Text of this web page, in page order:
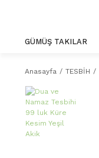
GÜMÜŞ TAKILAR
Anasayfa TESBİH